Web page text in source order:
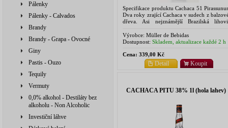
Pálenky
Pálenky - Calvados
Brandy
Brandy - Grapa - Ovocné
Giny
Pastis - Ouzo
Tequily
Vermuty
0,0% alkohol - Destiláty bez
alkoholu - Non Alcoholic
Investiční láhve
Specifikace produktu Cachaca 51
Dva roky zrající Cachaca v sudech z
dřeva. Asi nejznámější Brazilská
jako například Caipirinha. ...
Výrobce: Müller de Bebidas
Dostupnost: Skladem, aktualizace každé 2 h
Cena: 339,00 Kč
Koupit
Detail
CACHACA PITU 38% 1l (hola lahev)